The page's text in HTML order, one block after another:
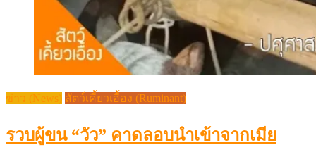
ข่าว (News) สัตว์เคี้ยวเอื้อง (Ruminant)
รวบผู้ขน “วัว” คาดลอบนำเข้าจากเมีย